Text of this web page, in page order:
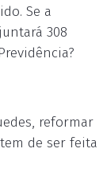
Se a
308
reformar
de ser feita